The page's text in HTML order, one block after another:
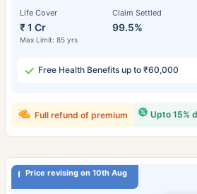
Life Cover
₹ 1 Cr
Max Limit: 85 yrs
Claim Settled
99.5%
Free Health Benefits up to ₹60,000
Upto 15%
Full refund of premium
Price revising on 10th Aug